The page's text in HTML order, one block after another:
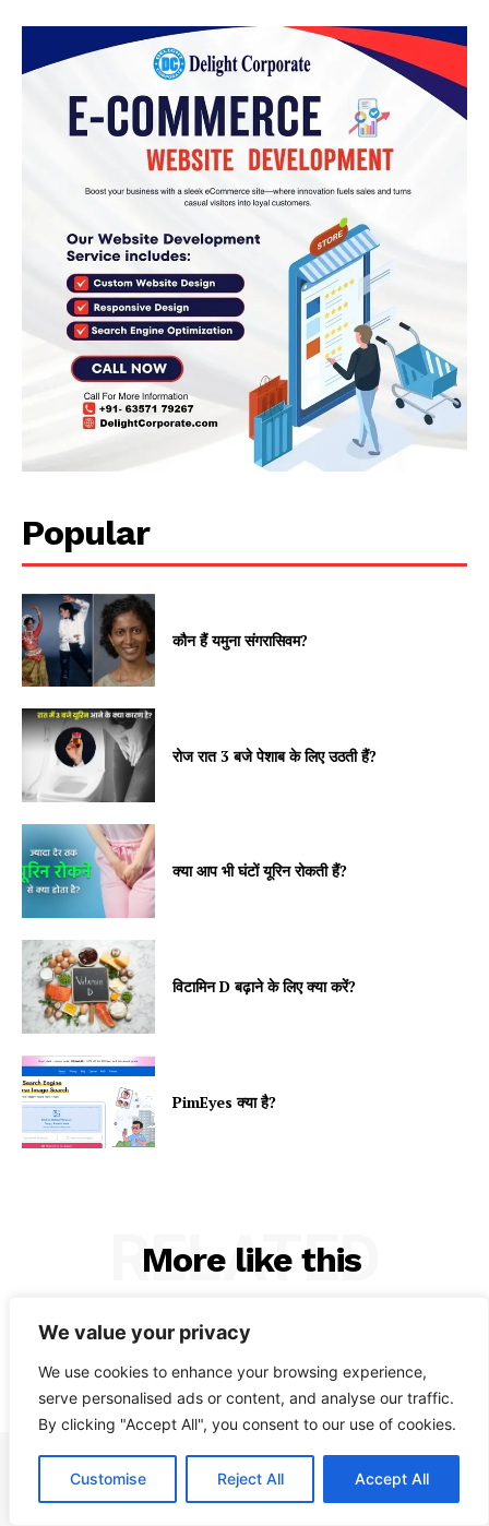
We value your privacy
We use cookies to enhance your browsing experience,
serve personalised ads or content, and analyse our traffic.
By clicking "Accept All", you consent to our use of cookies.
Customise Reject All Accept All
Popular
कौन हैं यमुना संगरासिवम?
रोज रात 3 बजे पेशाब के लिए उठती हैं?
क्या आप भी घंटों यूरिन रोकती हैं?
विटामिन D बढ़ाने के लिए क्या करें?
PimEyes क्या है?
More like this
RELATED